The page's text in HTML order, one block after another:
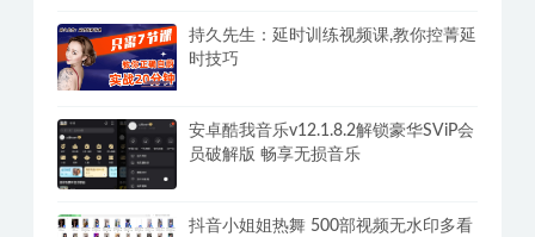
持久先生：延时训练视频课,教你控菁延
时技巧
安卓酷我音乐v12.1.8.2解锁豪华SViP会
员破解版 畅享无损音乐
抖音小姐姐热舞 500部视频无水印多看